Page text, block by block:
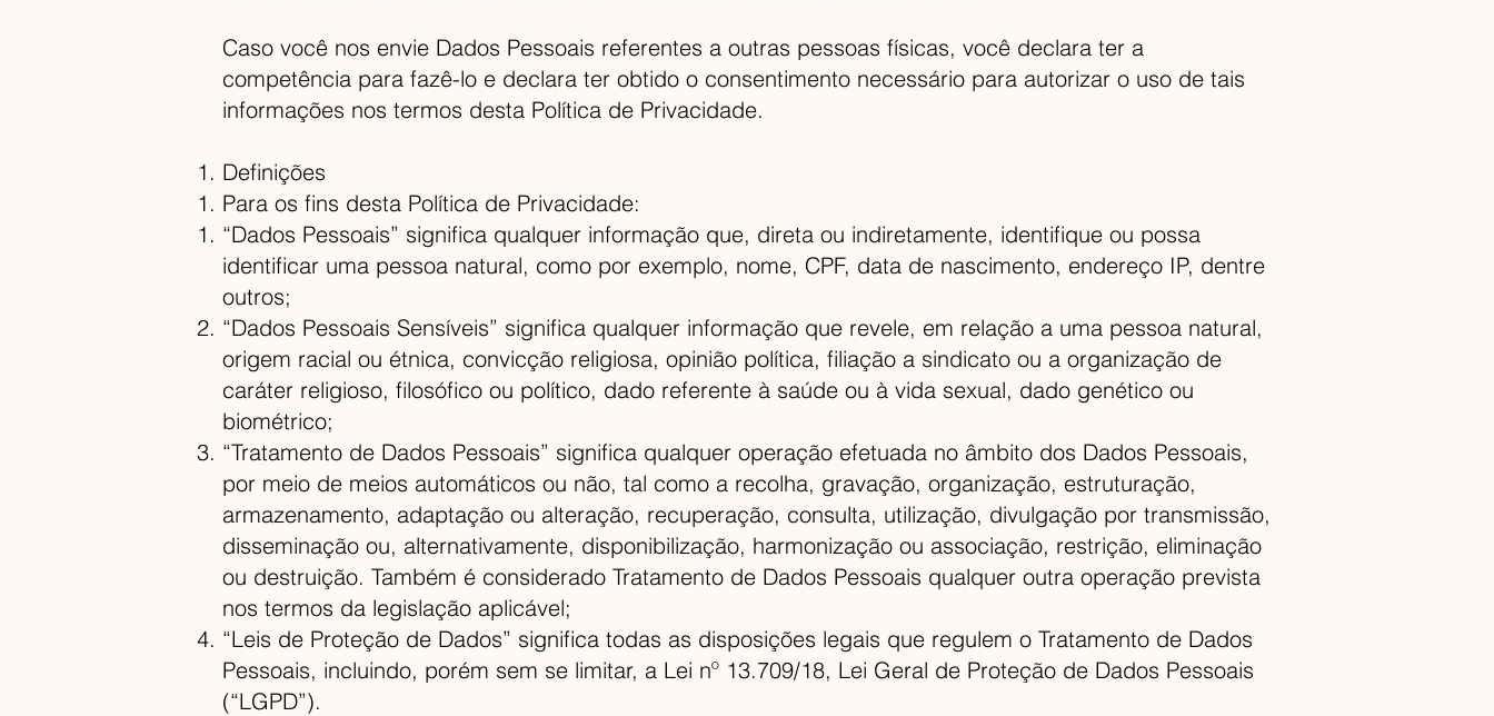
Caso você nos envie Dados Pessoais referentes a outras pessoas físicas, você declara ter a
competência para fazê-lo e declara ter obtido o consentimento necessário para autorizar o uso de tais
informações nos termos desta Política de Privacidade.
Definições
Para os fins desta Política de Privacidade:
“Dados Pessoais” significa qualquer informação que, direta ou indiretamente, identifique ou possa
identificar uma pessoa natural, como por exemplo, nome, CPF, data de nascimento, endereço IP, dentre
outros;
“Dados Pessoais Sensíveis” significa qualquer informação que revele, em relação a uma pessoa natural,
origem racial ou étnica, convicção religiosa, opinião política, filiação a sindicato ou a organização de
caráter religioso, filosófico ou político, dado referente à saúde ou à vida sexual, dado genético ou
biométrico;
“Tratamento de Dados Pessoais” significa qualquer operação efetuada no âmbito dos Dados Pessoais,
por meio de meios automáticos ou não, tal como a recolha, gravação, organização, estruturação,
armazenamento, adaptação ou alteração, recuperação, consulta, utilização, divulgação por transmissão,
disseminação ou, alternativamente, disponibilização, harmonização ou associação, restrição, eliminação
ou destruição. Também é considerado Tratamento de Dados Pessoais qualquer outra operação prevista
nos termos da legislação aplicável;
“Leis de Proteção de Dados” significa todas as disposições legais que regulem o Tratamento de Dados
Pessoais, incluindo, porém sem se limitar, a Lei nº 13.709/18, Lei Geral de Proteção de Dados Pessoais
(“LGPD”).